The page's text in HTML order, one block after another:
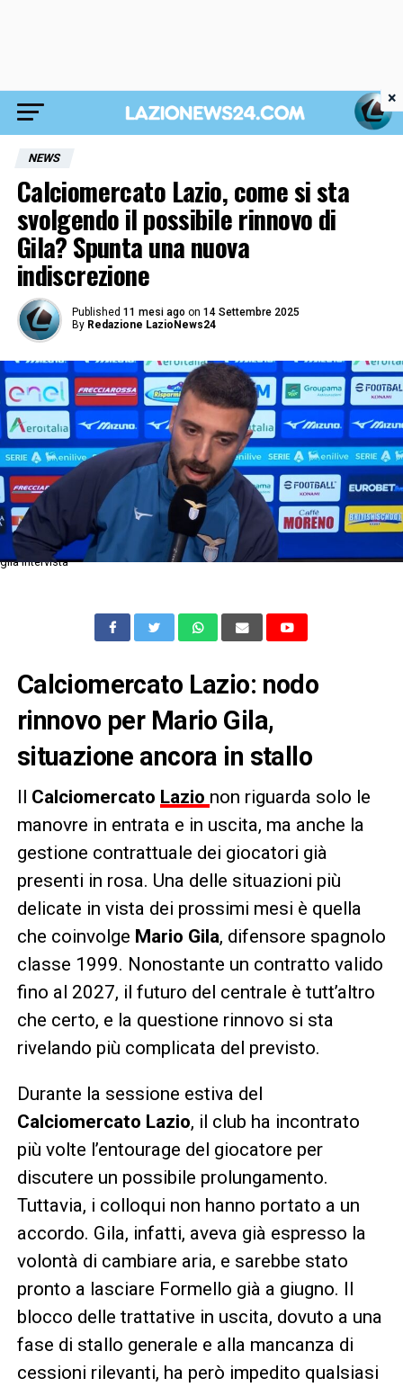
NEWS
Calciomercato Lazio, come si sta
svolgendo il possibile rinnovo di
Gila? Spunta una nuova
indiscrezione
Published 11 mesi ago on 14 Settembre 2025
By Redazione LazioNews24
gila intervista
Calciomercato Lazio: nodo
rinnovo per Mario Gila,
situazione ancora in stallo
Il Calciomercato Lazio non riguarda solo le
manovre in entrata e in uscita, ma anche la
gestione contrattuale dei giocatori già
presenti in rosa. Una delle situazioni più
delicate in vista dei prossimi mesi è quella
che coinvolge Mario Gila, difensore spagnolo
classe 1999. Nonostante un contratto valido
fino al 2027, il futuro del centrale è tutt’altro
che certo, e la questione rinnovo si sta
rivelando più complicata del previsto.
Durante la sessione estiva del
Calciomercato Lazio, il club ha incontrato
più volte l’entourage del giocatore per
discutere un possibile prolungamento.
Tuttavia, i colloqui non hanno portato a un
accordo. Gila, infatti, aveva già espresso la
volontà di cambiare aria, e sarebbe stato
pronto a lasciare Formello già a giugno. Il
blocco delle trattative in uscita, dovuto a una
fase di stallo generale e alla mancanza di
cessioni rilevanti, ha però impedito qualsiasi
×